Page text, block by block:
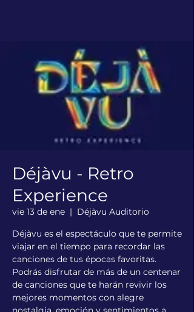
Déjàvu - Retro
Experience
vie 13 de ene
  |
Déjàvu Auditorio
Déjàvu es el espectáculo que te permite
viajar en el tiempo para recordar las
canciones de tus épocas favoritas.
Podrás disfrutar de más de un centenar
de canciones que te harán revivir los
mejores momentos con alegre